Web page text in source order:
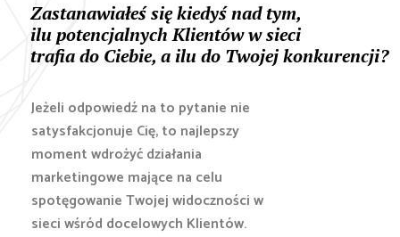
Zastanawiałeś się kiedyś nad tym,
ilu potencjalnych Klientów w sieci
trafia do Ciebie, a ilu do Twojej konkurencji?
Jeżeli odpowiedź na to pytanie nie
satysfakcjonuje Cię, to najlepszy
moment wdrożyć działania
marketingowe mające na celu
spotęgowanie Twojej widoczności w
sieci wśród docelowych Klientów.